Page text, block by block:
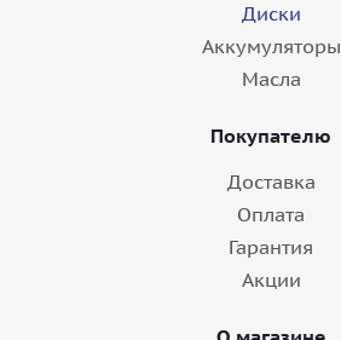
Диски
Аккумуляторы
Масла
Покупателю
Доставка
Оплата
Гарантия
Акции